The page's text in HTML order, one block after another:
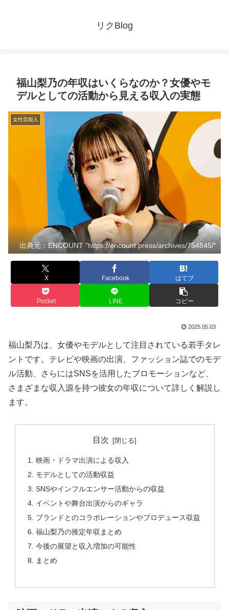
リクBlog
福山梨乃の年収はいくらなのか？女優やモ
デルとしての活動から見える収入の実態
女性芸能人
出典元：ENCOUNT "https://encount.press/archives/754845/"
X Facebook はてブ
Pocket LINE コピー
2025.05.03
福山梨乃は、女優やモデルとして注目されている若手タレ
ントです。テレビや映画の出演、ファッション誌でのモデ
ル活動、さらにはSNSを活用したプロモーションなど、
さまざまな収入源を持つ彼女の年収について詳しく解説し
ます。
目次
映画・ドラマ出演による収入
モデルとしての活動収益
SNSやインフルエンサー活動からの収益
イベントや舞台出演からのギャラ
ブランドとのコラボレーションやプロデュース収益
福山梨乃の推定年収まとめ
今後の展望と収入増加の可能性
まとめ